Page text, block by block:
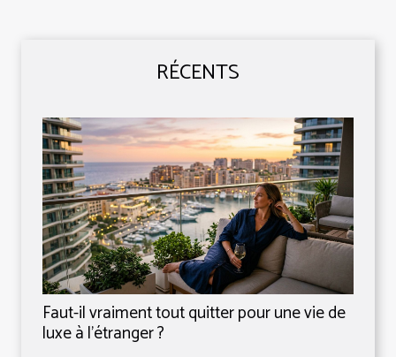
RÉCENTS
Faut-il vraiment tout quitter pour une vie de
luxe à l’étranger ?